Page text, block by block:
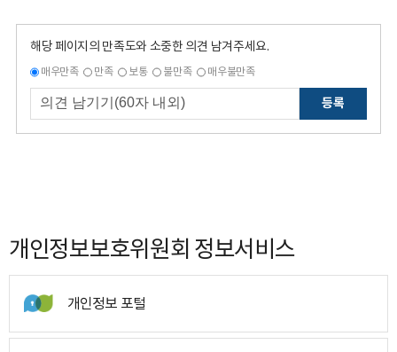
해당 페이지의 만족도와 소중한 의견 남겨주세요.
매우만족 만족 보통 불만족 매우불만족
등록
개인정보보호위원회 정보서비스
개인정보 포털